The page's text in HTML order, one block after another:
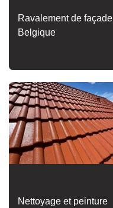
Ravalement de façade
Belgique
Nettoyage et peinture